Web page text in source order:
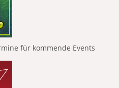
für kommende Events